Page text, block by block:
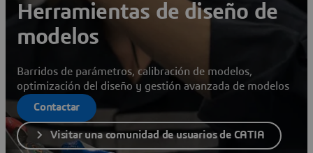
Herramientas de diseño de
modelos
Barridos de parámetros, calibración de modelos,
optimización del diseño y gestión avanzada de modelos
Contactar
Visitar una comunidad de usuarios de CATIA